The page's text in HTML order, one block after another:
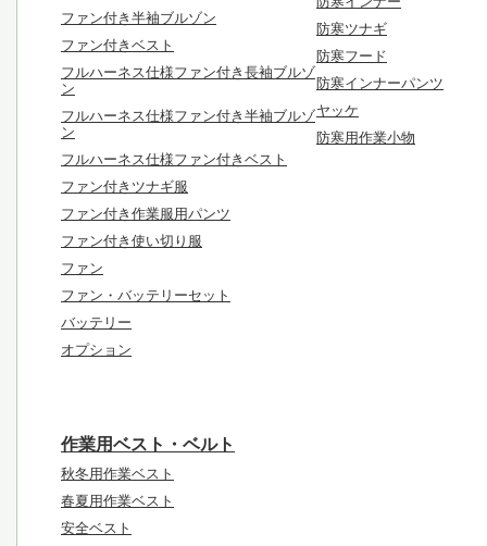
ファン付き半袖ブルゾン
ファン付きベスト
フルハーネス仕様ファン付き長袖ブルゾ
ン
フルハーネス仕様ファン付き半袖ブルゾ
ン
フルハーネス仕様ファン付きベスト
ファン付きツナギ服
ファン付き作業服用パンツ
ファン付き使い切り服
ファン
ファン・バッテリーセット
バッテリー
オプション
作業用ベスト・ベルト
秋冬用作業ベスト
春夏用作業ベスト
安全ベスト
防寒ツナギ
防寒フード
防寒インナーパンツ
ヤッケ
防寒用作業小物